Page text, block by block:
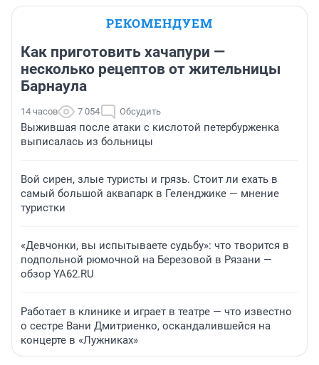
РЕКОМЕНДУЕМ
Как приготовить хачапури —
несколько рецептов от жительницы
Барнаула
14 часов 7 054 Обсудить
Выжившая после атаки с кислотой петербурженка
выписалась из больницы
Вой сирен, злые туристы и грязь. Стоит ли ехать в
самый большой аквапарк в Геленджике — мнение
туристки
«Девчонки, вы испытываете судьбу»: что творится в
подпольной рюмочной на Березовой в Рязани —
обзор YA62.RU
Работает в клинике и играет в театре — что известно
о сестре Вани Дмитриенко, оскандалившейся на
концерте в «Лужниках»